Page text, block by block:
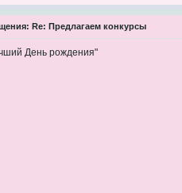
Re: Предлагаем конкурсы
День рождения"